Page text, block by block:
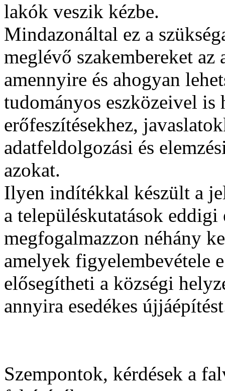
lakók veszik kézbe.
Mindazonáltal ez a
meglévő szakembereket
amennyire és ahogyan
tudományos eszközeivel
erőfeszítésekhez,
adatfeldolgozási és
azokat.
Ilyen indítékkal készült a
a településkutatások
megfogalmazzon néhány
amelyek figyelembevétele
elősegítheti a községi
annyira esedékes
Szempontok, kérdések a